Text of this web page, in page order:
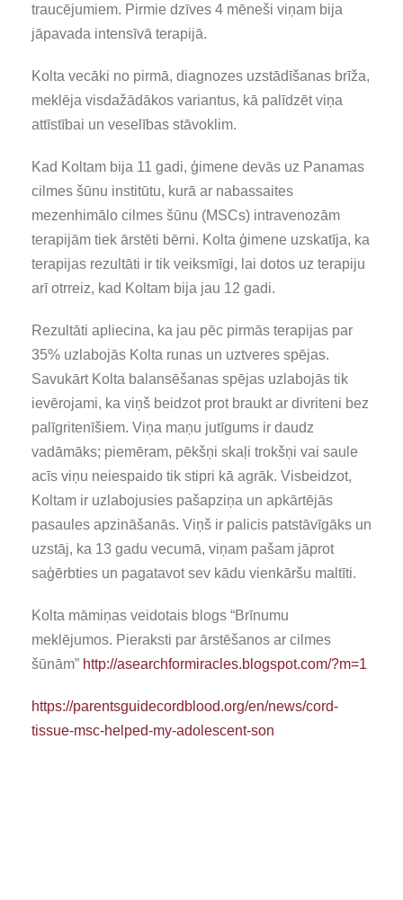
traucējumiem. Pirmie dzīves 4 mēneši viņam bija
jāpavada intensīvā terapijā.
Kolta vecāki no pirmā, diagnozes uzstādīšanas brīža,
meklēja visdažādākos variantus, kā palīdzēt viņa
attīstībai un veselības stāvoklim.
Kad Koltam bija 11 gadi, ģimene devās uz Panamas
cilmes šūnu institūtu, kurā ar nabassaites
mezenhimālo cilmes šūnu (MSCs) intravenozām
terapijām tiek ārstēti bērni. Kolta ģimene uzskatīja, ka
terapijas rezultāti ir tik veiksmīgi, lai dotos uz terapiju
arī otrreiz, kad Koltam bija jau 12 gadi.
Rezultāti apliecina, ka jau pēc pirmās terapijas par
35% uzlabojās Kolta runas un uztveres spējas.
Savukārt Kolta balansēšanas spējas uzlabojās tik
ievērojami, ka viņš beidzot prot braukt ar divriteni bez
palīgritenīšiem. Viņa maņu jutīgums ir daudz
vadāmāks; piemēram, pēkšņi skaļi trokšņi vai saule
acīs viņu neiespaido tik stipri kā agrāk. Visbeidzot,
Koltam ir uzlabojusies pašapziņa un apkārtējās
pasaules apzināšanās. Viņš ir palicis patstāvīgāks un
uzstāj, ka 13 gadu vecumā, viņam pašam jāprot
saģērbties un pagatavot sev kādu vienkāršu maltīti.
Kolta māmiņas veidotais blogs “Brīnumu
meklējumos. Pieraksti par ārstēšanos ar cilmes
šūnām” http://asearchformiracles.blogspot.com/?m=1
https://parentsguidecordblood.org/en/news/cord-
tissue-msc-helped-my-adolescent-son